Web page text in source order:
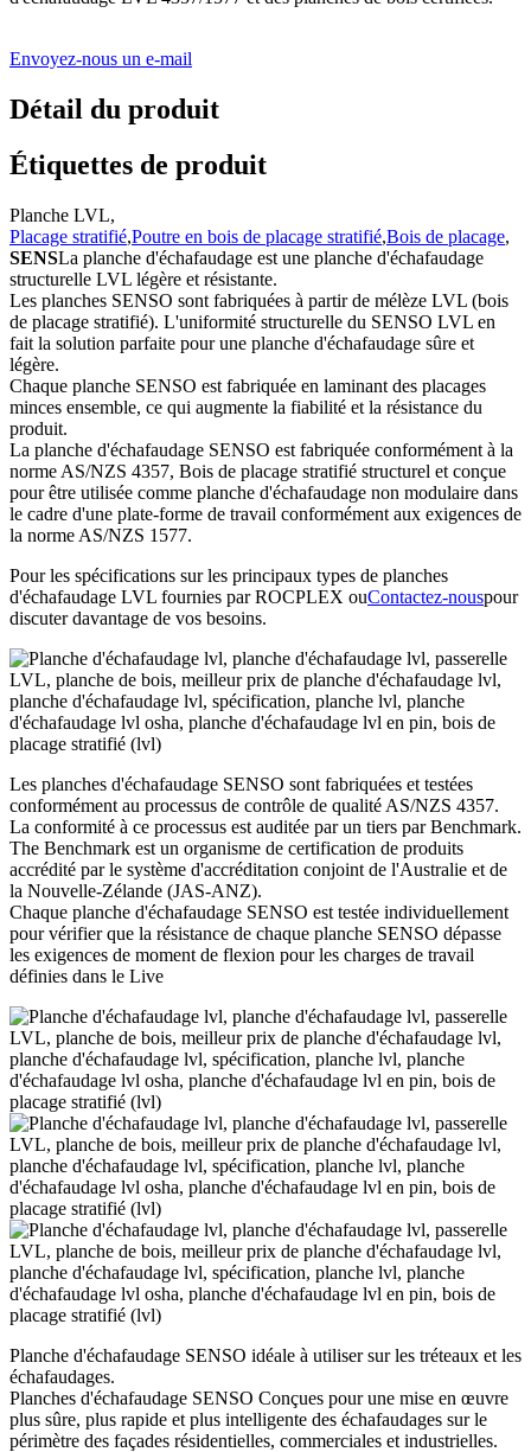
Envoyez-nous un e-mail
Détail du produit
Étiquettes de produit
Planche LVL,
Placage stratifié,Poutre en bois de placage stratifié,Bois de placage,
SENSLa planche d'échafaudage est une planche d'échafaudage
structurelle LVL légère et résistante.
Les planches SENSO sont fabriquées à partir de mélèze LVL (bois
de placage stratifié). L'uniformité structurelle du SENSO LVL en
fait la solution parfaite pour une planche d'échafaudage sûre et
légère.
Chaque planche SENSO est fabriquée en laminant des placages
minces ensemble, ce qui augmente la fiabilité et la résistance du
produit.
La planche d'échafaudage SENSO est fabriquée conformément à la
norme AS/NZS 4357, Bois de placage stratifié structurel et conçue
pour être utilisée comme planche d'échafaudage non modulaire dans
le cadre d'une plate-forme de travail conformément aux exigences de
la norme AS/NZS 1577.
Pour les spécifications sur les principaux types de planches
d'échafaudage LVL fournies par ROCPLEX ouContactez-nouspour
discuter davantage de vos besoins.
Les planches d'échafaudage SENSO sont fabriquées et testées
conformément au processus de contrôle de qualité AS/NZS 4357.
La conformité à ce processus est auditée par un tiers par Benchmark.
The Benchmark est un organisme de certification de produits
accrédité par le système d'accréditation conjoint de l'Australie et de
la Nouvelle-Zélande (JAS-ANZ).
Chaque planche d'échafaudage SENSO est testée individuellement
pour vérifier que la résistance de chaque planche SENSO dépasse
les exigences de moment de flexion pour les charges de travail
définies dans le Live
Planche d'échafaudage SENSO idéale à utiliser sur les tréteaux et les
échafaudages.
Planches d'échafaudage SENSO Conçues pour une mise en œuvre
plus sûre, plus rapide et plus intelligente des échafaudages sur le
périmètre des façades résidentielles, commerciales et industrielles.